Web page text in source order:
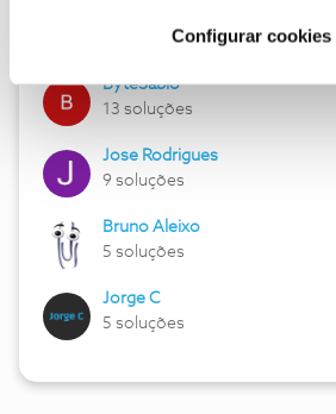
Configurar cookies
17 soluções
ByteSábio
13 soluções
Jose Rodrigues
9 soluções
Bruno Aleixo
5 soluções
Jorge C
5 soluções